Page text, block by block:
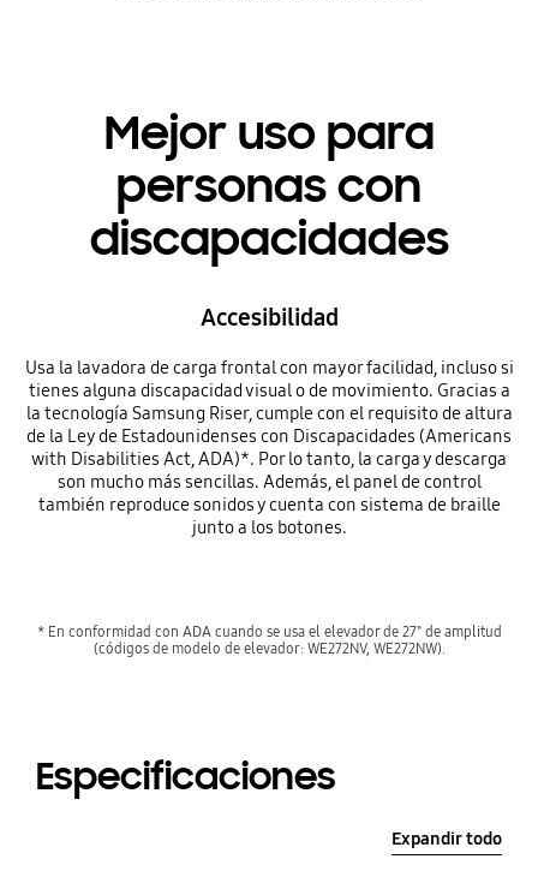
Mejor uso para
personas con
discapacidades
Accesibilidad
Usa la lavadora de carga frontal con mayor facilidad, incluso si
tienes alguna discapacidad visual o de movimiento. Gracias a
la tecnología Samsung Riser, cumple con el requisito de altura
de la Ley de Estadounidenses con Discapacidades (Americans
with Disabilities Act, ADA)*. Por lo tanto, la carga y descarga
son mucho más sencillas. Además, el panel de control
también reproduce sonidos y cuenta con sistema de braille
junto a los botones.
* En conformidad con ADA cuando se usa el elevador de 27" de amplitud
(códigos de modelo de elevador: WE272NV, WE272NW).
Especificaciones
Expandir todo